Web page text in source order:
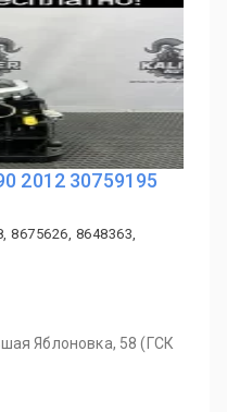
2012 30759195
8675626, 8648363,
Яблоновка, 58 (ГСК